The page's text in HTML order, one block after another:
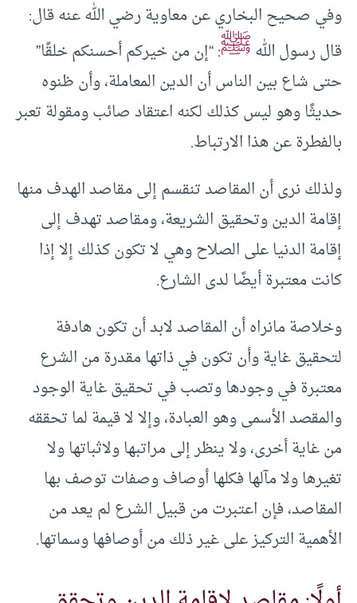
وفي صحيح البخاري عن معاوية رضي الله عنه قال:
قال رسول اللهﷺ: “إن من خيركم أحسنكم خلقًا”
حتى شاع بين الناس أن الدين المعاملة، وأن ظنوه
حديثًا وهو ليس كذلك لكنه اعتقاد صائب ومقولة تعبر
بالفطرة عن هذا الارتباط.
ولذلك نرى أن المقاصد تنقسم إلى مقاصد الهدف منها
إقامة الدين وتحقيق الشريعة، ومقاصد تهدف إلى
إقامة الدنيا على الصلاح وهي لا تكون كذلك إلا إذا
كانت معتبرة أيضًا لدى الشارع.
وخلاصة مانراه أن المقاصد لابد أن تكون هادفة
لتحقيق غاية وأن تكون في ذاتها مقدرة من الشرع
معتبرة في وجودها وتصب في تحقيق غاية الوجود
والمقصد الأسمى وهو العبادة، وإلا لا قيمة لما تحققه
من غاية أخرى، ولا ينظر إلى مراتبها ولاثباتها ولا
تغيرها ولا مآلها فكلها أوصاف وصفات توصف بها
المقاصد، فإن اعتبرت من قبيل الشرع لم يعد من
الأهمية التركيز على غير ذلك من أوصافها وسماتها.